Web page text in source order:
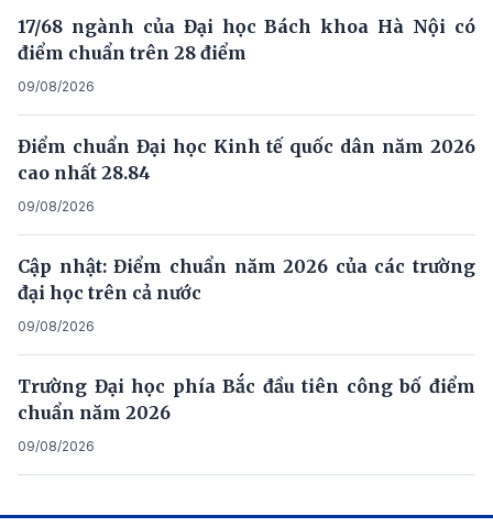
17/68 ngành của Đại học Bách khoa Hà Nội có
điểm chuẩn trên 28 điểm
09/08/2026
Điểm chuẩn Đại học Kinh tế quốc dân năm 2026
cao nhất 28.84
09/08/2026
Cập nhật: Điểm chuẩn năm 2026 của các trường
đại học trên cả nước
09/08/2026
Trường Đại học phía Bắc đầu tiên công bố điểm
chuẩn năm 2026
09/08/2026